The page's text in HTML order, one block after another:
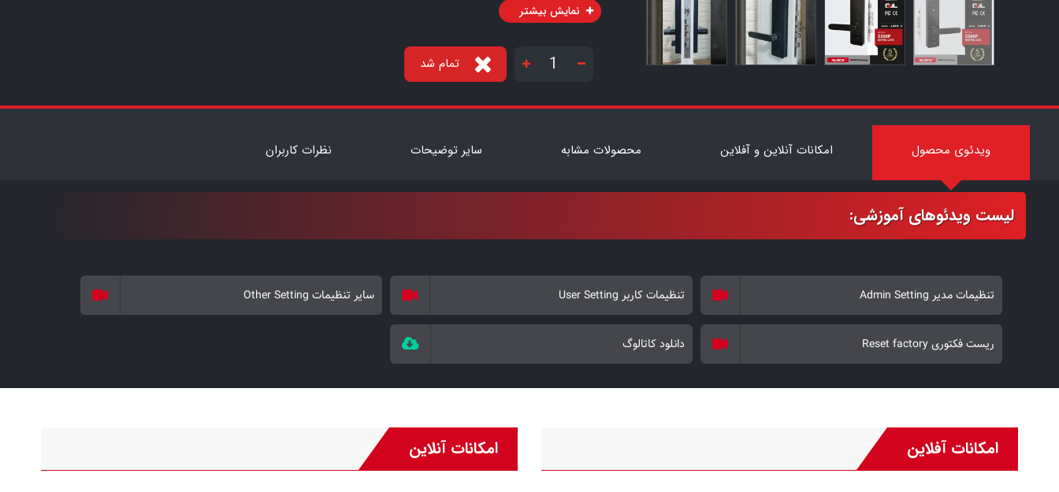
شدن توسط دیگران، تائید ورود دومرحله ای، مد عبور و تردد آزاد برای مواقع پر تردد مانند میهمانی ها و ... یکی دیگر از امکانات این
نمایش بیشتر
تمام شد
ویدئوی محصول امکانات آنلاین و آفلاین محصولات مشابه سایر توضیحات نظرات کاربران
تنظیمات مدیر Admin Setting تنظیمات کاربر User Setting سایر تنظیمات Other Setting
ریست فکتوری Reset factory دانلود کاتالوگ
امکانات آفلاین امکانات آنلاین